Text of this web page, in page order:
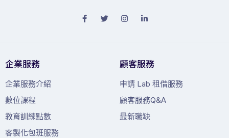
企業服務
企業服務介紹
數位課程
教育訓練點數
客製化包班服務
顧客服務
申請 Lab 租借服務
顧客服務Q&A
最新職缺